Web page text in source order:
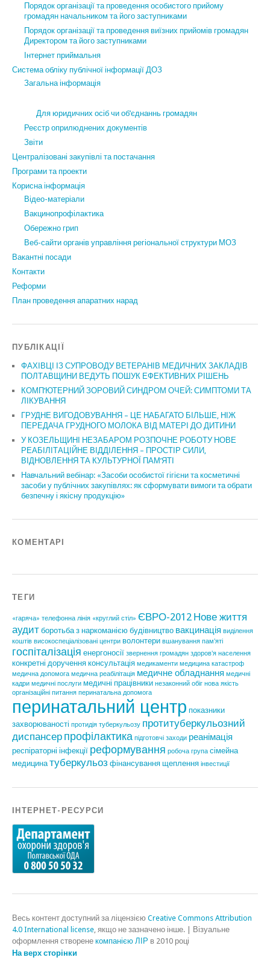
Порядок організації та проведення особистого прийому
громадян начальником та його заступниками
Порядок організації та проведення виїзних прийомів громадян
Директором та його заступниками
Інтернет приймальня
Система обліку публічної інформації ДОЗ
Загальна інформація
Для юридичних осіб чи об’єднаннь громадян
Реєстр оприлюднених документів
Звіти
Централізовані закупівлі та постачання
Програми та проекти
Корисна інформація
Відео-матеріали
Вакцинопрофілактика
Обережно грип
Веб-сайти органів управління регіональної структури МОЗ
Вакантні посади
Контакти
Реформи
План проведення апаратних нарад
ПУБЛІКАЦІЇ
ФАХІВЦІ ІЗ СУПРОВОДУ ВЕТЕРАНІВ МЕДИЧНИХ ЗАКЛАДІВ
ПОЛТАВЩИНИ ВЕДУТЬ ПОШУК ЕФЕКТИВНИХ РІШЕНЬ
КОМП’ЮТЕРНИЙ ЗОРОВИЙ СИНДРОМ ОЧЕЙ: СИМПТОМИ ТА
ЛІКУВАННЯ
ГРУДНЕ ВИГОДОВУВАННЯ – ЦЕ НАБАГАТО БІЛЬШЕ, НІЖ
ПЕРЕДАЧА ГРУДНОГО МОЛОКА ВІД МАТЕРІ ДО ДИТИНИ
У КОЗЕЛЬЩИНІ НЕЗАБАРОМ РОЗПОЧНЕ РОБОТУ НОВЕ
РЕАБІЛІТАЦІЙНЕ ВІДДІЛЕННЯ – ПРОСТІР СИЛИ,
ВІДНОВЛЕННЯ ТА КУЛЬТУРНОЇ ПАМ’ЯТІ
Навчальний вебінар: «Засоби особистої гігієни та косметичні
засоби у публічних закупівлях: як сформувати вимоги та обрати
безпечну і якісну продукцію»
КОМЕНТАРІ
ТЕГИ
«гаряча» телефонна лінія «круглий стіл» ЄВРО-2012 Нове життя
аудит боротьба з наркоманією будівництво вакцинація виділення
коштів високоспеціалізовані центри волонтери вшанування пам'яті
госпіталізація енергоносії звернення громадян здоров'я населення
конкретні доручення консультація медикаменти медицина катастроф
медична допомога медична реабілітація медичне обладнання медичні
кадри медичні послуги медичні працівники незаконний обіг нова якість
організаційні питання перинатальна допомога
перинатальний центр показники
захворюваності протидія туберкульозу протитуберкульозний
диспансер профілактика підготовчі заходи реанімація
респіраторні інфекції реформування робоча група сімейна
медицина туберкульоз фінансування щеплення інвестиції
ІНТЕРНЕТ-РЕСУРСИ
Весь контент доступний за ліцензією Creative Commons Attribution
4.0 International license , якщо не зазначено інше. | Візуальне
оформлення створене компанією ЛІР в 2010 році
На верх сторінки